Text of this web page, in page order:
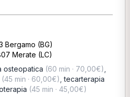
Bergamo (BG)
Merate (LC)
osteopatica (60 min · 70,00€)
(45 min · 60,00€) ,tecarterapia
(45 min · 45,00€)